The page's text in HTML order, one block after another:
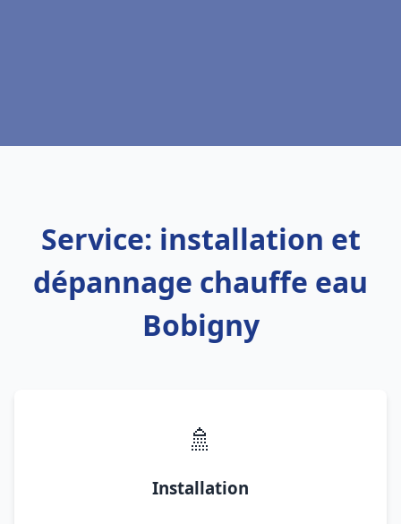
Service: installation et
dépannage chauffe eau
Bobigny
🚿
Installation